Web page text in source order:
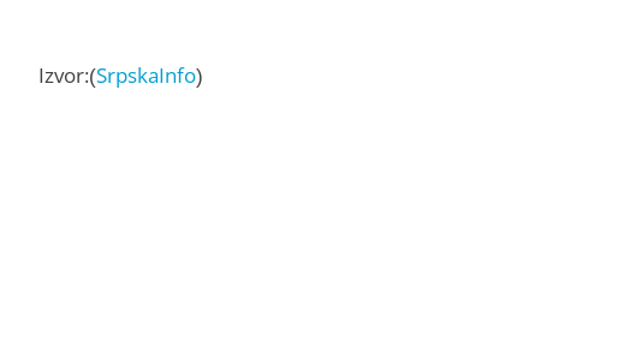
Izvor:(SrpskaInfo)